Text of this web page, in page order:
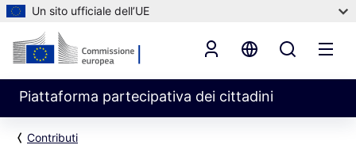
Un sito ufficiale dell’UE
Piattaforma partecipativa dei cittadini
Contributi